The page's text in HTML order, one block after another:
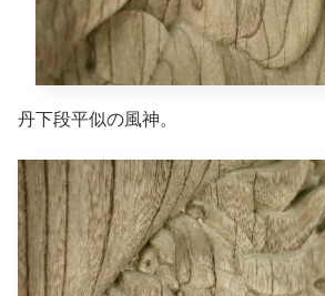
丹下段平似の風神。